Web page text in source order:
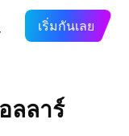
เริ่มกันเลย
ลลาร์